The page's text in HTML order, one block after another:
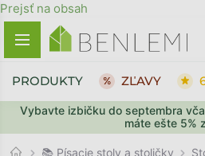
Prejsť na obsah
Vybavte izbičku do septembra
máte ešte 5%
PRODUKTY ZĽAVY
📚 Písacie stoly a stoličky
SPÄŤ DO OBCHODU